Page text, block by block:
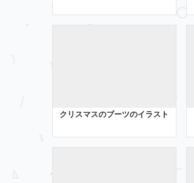
クリスマスのブーツのイラスト